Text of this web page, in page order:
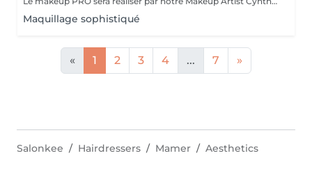
Maquillage sophistiqué
« 1 2 3 4 ... 7 »
Salonkee Hairdressers Mamer Aesthetics